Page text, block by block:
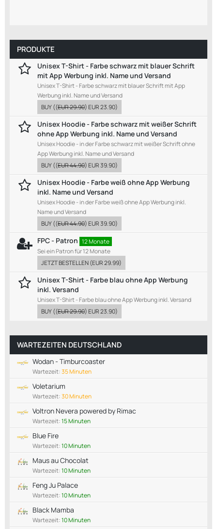
PRODUKTE
Unisex T-Shirt - Farbe schwarz mit blauer Schrift
mit App Werbung inkl. Name und Versand
Unisex T-Shirt - Farbe schwarz mit blauer Schrift mit App
Werbung inkl. Name und Versand
BUY((EUR 29.90)EUR 23.90)
Unisex Hoodie - Farbe schwarz mit weißer Schrift
ohne App Werbung inkl. Name und Versand
Unisex Hoodie - in der Farbe schwarz mit weißer Schrift ohne
App Werbung inkl. Name und Versand
BUY((EUR 44.90)EUR 39.90)
Unisex Hoodie - Farbe weiß ohne App Werbung
inkl. Name und Versand
Unisex Hoodie - in der Farbe weiß ohne App Werbung inkl.
Name und Versand
BUY((EUR 44.90)EUR 39.90)
FPC - Patron 12 Monate
Sei ein Patron für 12 Monate
JETZT BESTELLEN(EUR 29.99)
Unisex T-Shirt - Farbe blau ohne App Werbung
inkl. Versand
Unisex T-Shirt - Farbe blau ohne App Werbung inkl. Versand
BUY((EUR 29.90)EUR 23.90)
WARTEZEITEN DEUTSCHLAND
Wodan - Timburcoaster
Wartezeit:35 Minuten
Voletarium
Wartezeit:30 Minuten
Voltron Nevera powered by Rimac
Wartezeit:15 Minuten
Blue Fire
Wartezeit:10 Minuten
Maus au Chocolat
Wartezeit:10 Minuten
Feng Ju Palace
Wartezeit:10 Minuten
Black Mamba
Wartezeit:10 Minuten